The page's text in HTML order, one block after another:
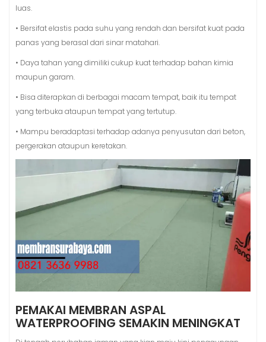
luas.
• Bersifat elastis pada suhu yang rendah dan bersifat kuat pada
panas yang berasal dari sinar matahari.
• Daya tahan yang dimiliki cukup kuat terhadap bahan kimia
maupun garam.
• Bisa diterapkan di berbagai macam tempat, baik itu tempat
yang terbuka ataupun tempat yang tertutup.
• Mampu beradaptasi terhadap adanya penyusutan dari beton,
pergerakan ataupun keretakan.
PEMAKAI MEMBRAN ASPAL
WATERPROOFING SEMAKIN MENINGKAT